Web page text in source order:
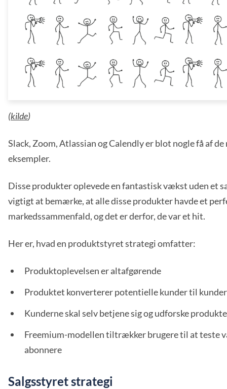
(kilde)
Slack, Zoom, Atlassian og Calendly er blot nogle få af
eksempler.
Disse produkter oplevede en fantastisk vækst uden et
vigtigt at bemærke, at alle disse produkter havde et
markedssammenfald, og det er derfor, de var et hit.
Her er, hvad en produktstyret strategi omfatter:
Produktoplevelsen er altafgørende
Produktet konverterer potentielle kunder til kunder
Kunderne skal selv betjene sig og udforske
Freemium-modellen tiltrækker brugere til at teste
abonnere
Salgsstyret strategi